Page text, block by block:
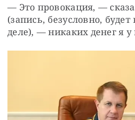
— Это провокация, —
(запись, безусловно,
деле), — никаких денег я у